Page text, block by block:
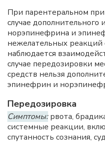
При парентеральном
случае дополнительного
норэпинефрина и
нежелательных реакций
наблюдается
случае передозировки
средств нельзя
эпинефрин и
Передозировка
Симптомы:рвота,
системные реакции,
спутанность сознания,